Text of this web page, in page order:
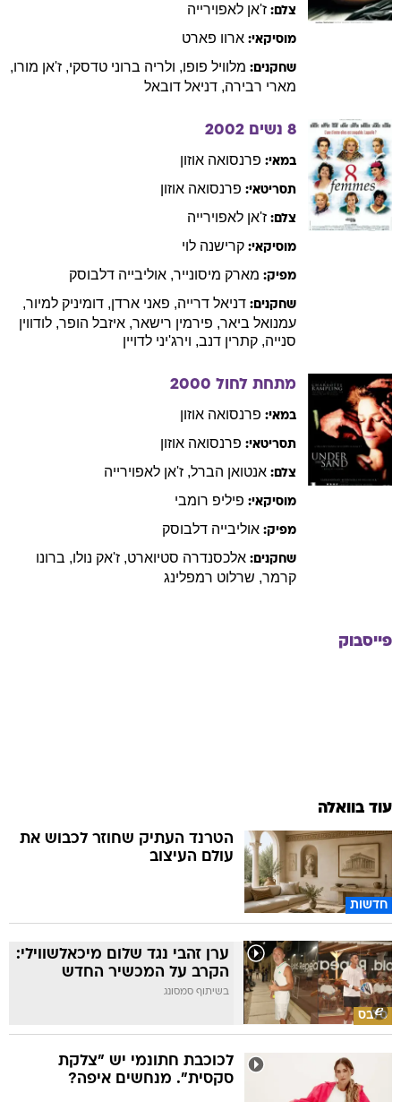
צלם: ז'אן לאפוירייה
מוסיקאי: ארוו פארט
שחקנים: מלוויל פופו, ולריה ברוני טדסקי, ז'אן מורו,
מארי רבירה, דניאל דובאל
8 נשים 2002
במאי: פרנסואה אוזון
תסריטאי: פרנסואה אוזון
צלם: ז'אן לאפוירייה
מוסיקאי: קרישנה לוי
מפיק: מארק מיסונייר, אוליבייה דלבוסק
שחקנים: דניאל דרייה, פאני ארדן, דומיניק למיור,
עמנואל ביאר, פירמין רישאר, איזבל הופר, לודווין
סנייה, קתרין דנב, וירג'יני לדויין
מתחת לחול 2000
במאי: פרנסואה אוזון
תסריטאי: פרנסואה אוזון
צלם: אנטואן הברל, ז'אן לאפוירייה
מוסיקאי: פיליפ רומבי
מפיק: אוליבייה דלבוסק
שחקנים: אלכסנדרה סטיוארט, ז'אק נולו, ברונו
קרמר, שרלוט רמפלינג
פייסבוק
עוד בוואלה
חדשות
הטרנד העתיק שחוזר לכבוש את
עולם העיצוב
סלבס
ערן זהבי נגד שלום מיכאלשווילי:
הקרב על המכשיר החדש
בשיתוף סמסונג
לכוכבת חתונמי יש "צלקת
סקסית". מנחשים איפה?